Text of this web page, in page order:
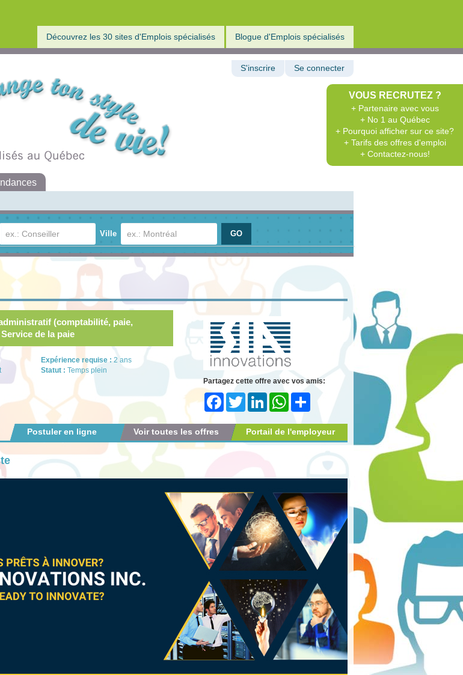
Découvrez les 30 sites d'Emplois spécialisés Blogue d'Emplois spécialisés
VOUS RECRUTEZ ?
+ Partenaire avec vous
+ No 1 au Québec
+ Pourquoi afficher sur ce site?
+ Tarifs des offres d'emploi
+ Contactez-nous!
S'inscrire Se connecter
Ville
(comptabilité, paie,
de la paie
Expérience requise : 2 ans
Statut : Temps plein
Partagez cette offre avec vos amis:
FacebookTwitter LinkedIn WhatsApp
Portail de l'employeur
Voir toutes les offres
Postuler en ligne